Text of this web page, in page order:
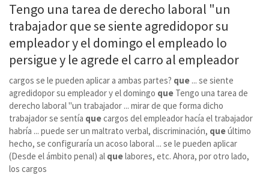
Tengo una tarea de derecho laboral "un
trabajadorquese siente agredidopor su
empleador y el domingo el empleado lo
persigue y le agrede el carro al empleador
cargos se le pueden aplicar a ambas partes? que ... se siente
agredidopor su empleador y el domingo que Tengo una tarea de
derecho laboral "un trabajador ... mirar de que forma dicho
trabajador se sentía quecargos del empleador hacía el trabajador
habría ... puede ser un maltrato verbal, discriminación, queúltimo
hecho, se configuraría un acoso laboral ... se le pueden aplicar
(Desde el ámbito penal) al quelabores, etc. Ahora, por otro lado,
los cargos